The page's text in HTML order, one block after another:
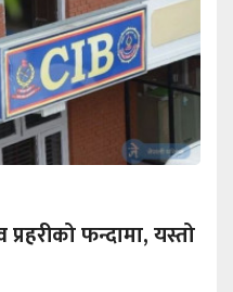
प्रहरीको फन्दामा, यस्तो